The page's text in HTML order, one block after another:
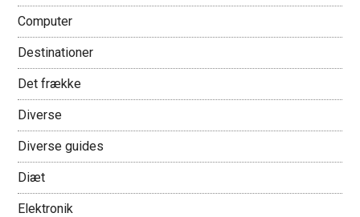
Computer
Destinationer
Det frække
Diverse
Diverse guides
Diæt
Elektronik